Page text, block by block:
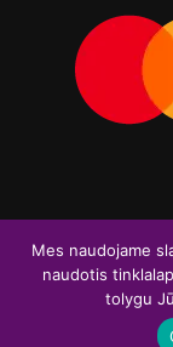
Visos teisės
I
Mes naudojame
naudotis
tolygu